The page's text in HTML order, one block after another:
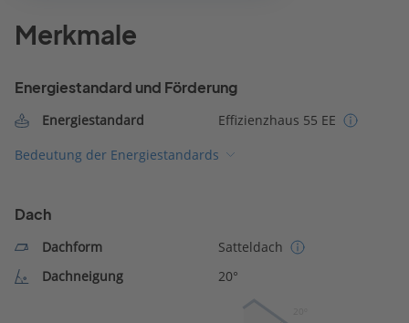
Merkmale
Energiestandard und Förderung
Energiestandard
Effizienzhaus 55 EE
Bedeutung der Energiestandards
Dach
Dachform
Satteldach
Dachneigung
20°